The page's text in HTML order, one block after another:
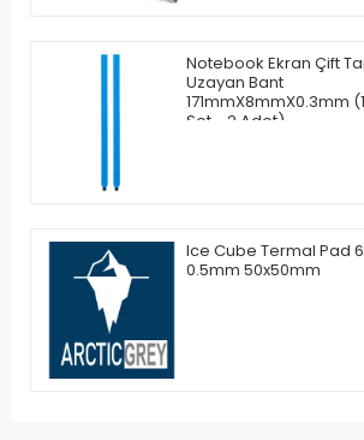
Notebook Ekran Çift
Uzayan Bant
171mmX8mmX0.3mm (1
Set - 2 Adet)
Ice Cube Termal Pad
0.5mm 50x50mm